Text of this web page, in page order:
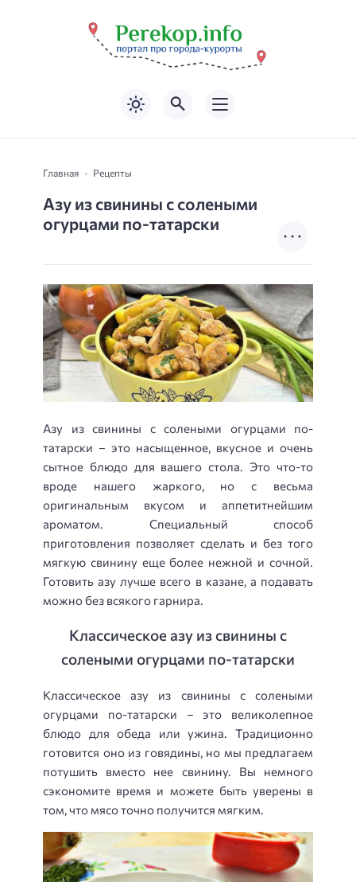
Главная Рецепты
Азу из свинины с солеными
огурцами по-татарски
Азу из свинины с солеными огурцами по-
татарски – это насыщенное, вкусное и очень
сытное блюдо для вашего стола. Это что-то
вроде нашего жаркого, но с весьма
оригинальным вкусом и аппетитнейшим
ароматом. Специальный способ
приготовления позволяет сделать и без того
мягкую свинину еще более нежной и сочной.
Готовить азу лучше всего в казане, а подавать
можно без всякого гарнира.
Классическое азу из свинины с
солеными огурцами по-татарски
Классическое азу из свинины с солеными
огурцами по-татарски – это великолепное
блюдо для обеда или ужина. Традиционно
готовится оно из говядины, но мы предлагаем
потушить вместо нее свинину. Вы немного
сэкономите время и можете быть уверены в
том, что мясо точно получится мягким.